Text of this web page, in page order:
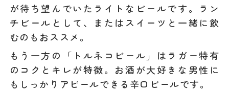
が待ち望んでいたライトなビールです。ラン
チビールとして、またはスイーツと一緒に飲
むのもおススメ。
もう一方の「トルネコビール」はラガー特有
のコクとキレが特徴。お酒が大好きな男性に
もしっかりアピールできる辛口ビールです。